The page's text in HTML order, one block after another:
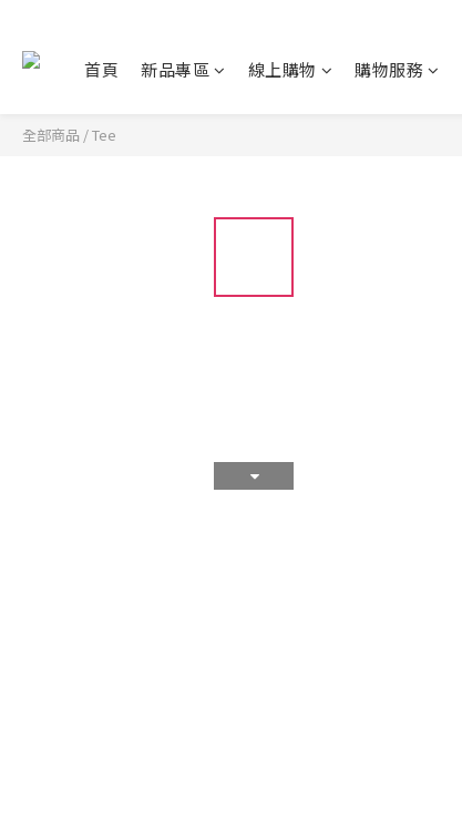
首頁 新品專區 線上購物 購物服務
全部商品 /Tee